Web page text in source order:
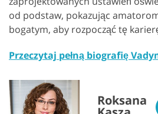
od podstaw, pokazując
bogatym, aby rozpocząć tę
Przeczytaj pełną biografię
Roksana